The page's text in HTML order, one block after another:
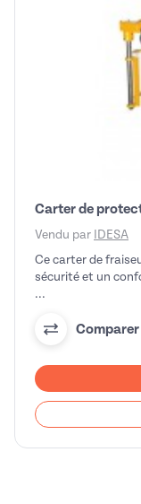
Carter de
Vendu par IDESA
Ce carter de
sécurité et un
...
Comparer